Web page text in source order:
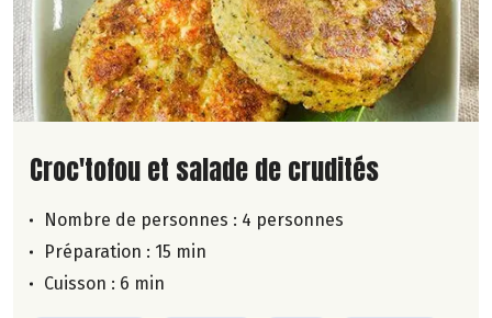
Lire la suite de la recette
Croc'tofou et salade de crudités
Nombre de personnes : 4 personnes
Préparation : 15 min
Cuisson : 6 min